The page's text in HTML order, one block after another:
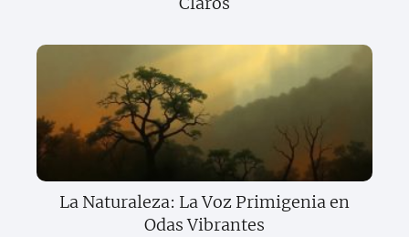
La Naturaleza: La Voz Primigenia en
Odas Vibrantes